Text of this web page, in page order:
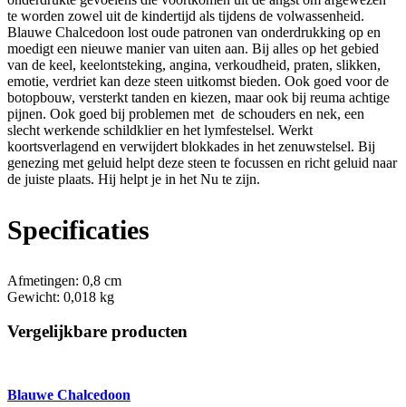
te worden zowel uit de kindertijd als tijdens de volwassenheid.
Blauwe Chalcedoon lost oude patronen van onderdrukking op en
moedigt een nieuwe manier van uiten aan. Bij alles op het gebied
van de keel, keelontsteking, angina, verkoudheid, praten, slikken,
emotie, verdriet kan deze steen uitkomst bieden. Ook goed voor de
botopbouw, versterkt tanden en kiezen, maar ook bij reuma achtige
pijnen. Ook goed bij problemen met de schouders en nek, een
slecht werkende schildklier en het lymfestelsel. Werkt
koortsverlagend en verwijdert blokkades in het zenuwstelsel. Bij
genezing met geluid helpt deze steen te focussen en richt geluid naar
de juiste plaats. Hij helpt je in het Nu te zijn.
Specificaties
Afmetingen: 0,8 cm
Gewicht: 0,018 kg
Vergelijkbare producten
Blauwe Chalcedoon